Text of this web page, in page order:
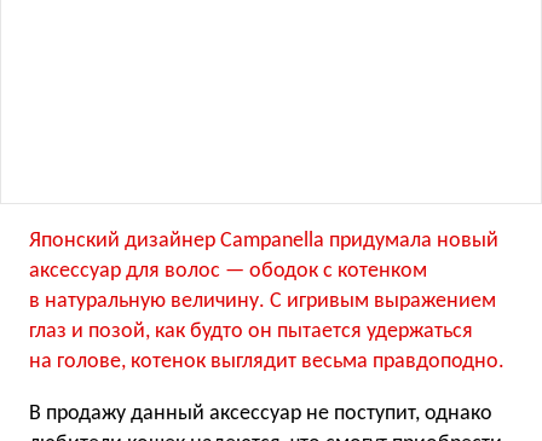
Японский дизайнер Campanella придумала новый
аксессуар для волос — ободок с котенком
в натуральную величину. С игривым выражением
глаз и позой, как будто он пытается удержаться
на голове, котенок выглядит весьма правдоподно.
В продажу данный аксессуар не поступит, однако